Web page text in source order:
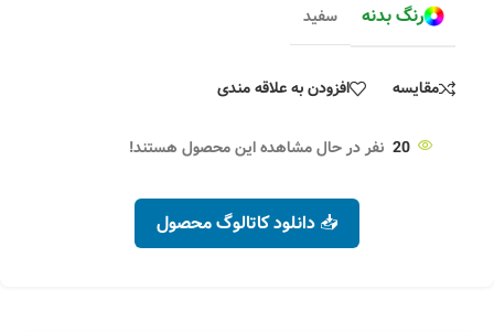
رنگ بدنه سفید
مقایسه افزودن به علاقه مندی
20 نفر در حال مشاهده این محصول هستند!
📥 دانلود کاتالوگ محصول